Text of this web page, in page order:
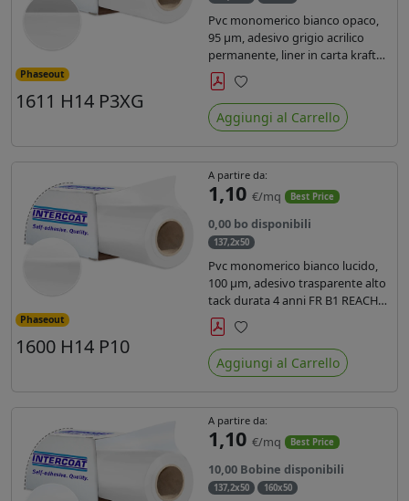
Phaseout
1611 H14 P3XG
Pvc monomerico bianco opaco,
95 µm, adesivo grigio acrilico
permanente, liner in carta kraft
siliconata 135gr/mq. Durata 3
anni, certificato FR B1, conforme
al REACH, stampa con ink
solvente, ecosolvente, uv e latex (
Preferiti
Aggiungi al Carrello
Phaseout
1600 H14 P10
A partire da:
1,10 €/mq Best Price
0,00 bo disponibili
137,2x50
Pvc monomerico bianco lucido,
100 µm, adesivo trasparente alto
tack durata 4 anni FR B1 REACH
per stampa solvente ecosolvente
uv latex, Liner in carta KRAFT
monosiliconata 135gr. brand
Intercoat.
Preferiti
Aggiungi al Carrello
A partire da:
1,10 €/mq Best Price
10,00 Bobine disponibili
137,2x50 160x50